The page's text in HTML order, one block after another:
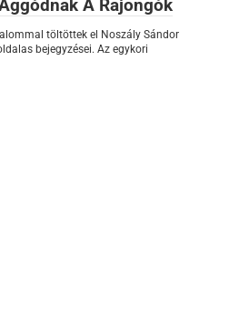
A Rajongók
töltöttek el Noszály Sándor
bejegyzései. Az egykori